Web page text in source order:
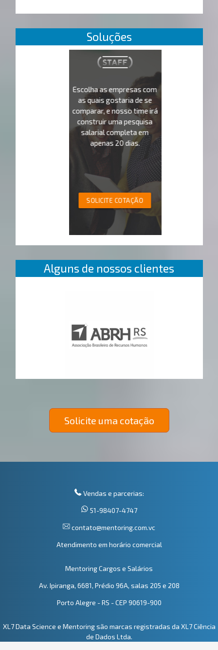
Soluções
Escolha as empresas com
as quais gostaria de se
comparar, e nosso time irá
construir uma pesquisa
salarial completa em
apenas 20 dias.
SOLICITE COTAÇÃO
Alguns de nossos clientes
Solicite uma cotação
Vendas e parcerias:
51-98407-4747
contato@mentoring.com.vc
Atendimento em horário comercial
Mentoring Cargos e Salários
Av. Ipiranga, 6681, Prédio 96A, salas 205 e 208
Porto Alegre - RS - CEP 90619-900
XL7 Data Science e Mentoring são marcas registradas da XL7 Ciência
de Dados Ltda.